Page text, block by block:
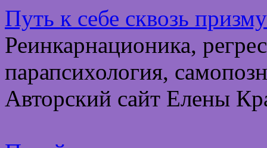
Путь к себе сквозь
Реинкарнационика,
парапсихология,
Авторский сайт Елены